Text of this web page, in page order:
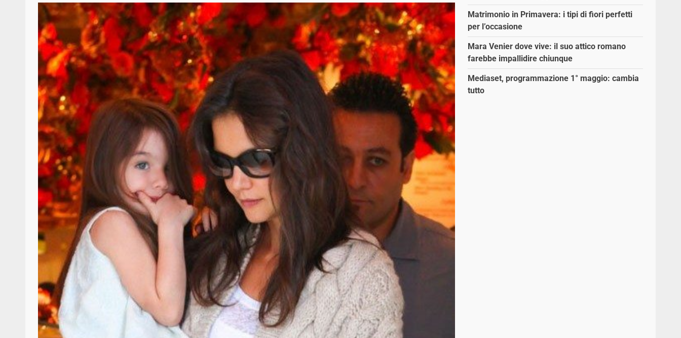
Matrimonio in Primavera: i tipi di fiori perfetti
per l’occasione
Mara Venier dove vive: il suo attico romano
farebbe impallidire chiunque
Mediaset, programmazione 1° maggio: cambia
tutto